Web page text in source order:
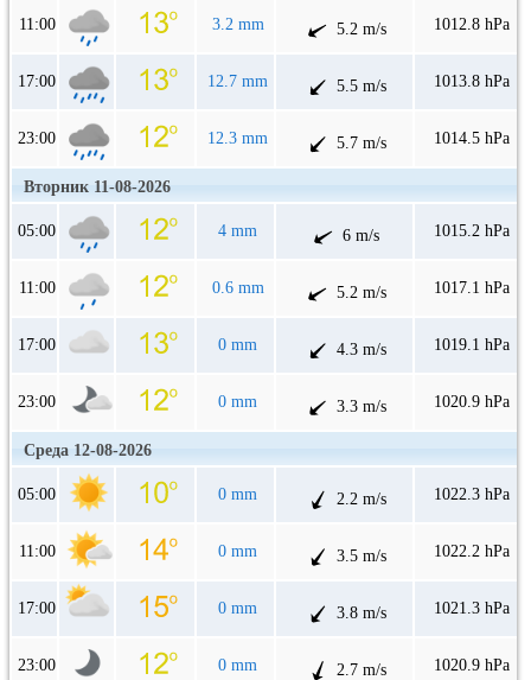
11:00 3.2 mm 5.2 m/s 1012.8 hPa
17:00 12.7 mm 5.5 m/s 1013.8 hPa
23:00 12.3 mm 5.7 m/s 1014.5 hPa
Вторник 11-08-2026
05:00 4 mm 6 m/s 1015.2 hPa
11:00 0.6 mm 5.2 m/s 1017.1 hPa
17:00 0 mm 4.3 m/s 1019.1 hPa
23:00 0 mm 3.3 m/s 1020.9 hPa
Среда 12-08-2026
05:00 0 mm 2.2 m/s 1022.3 hPa
11:00 0 mm 3.5 m/s 1022.2 hPa
17:00 0 mm 3.8 m/s 1021.3 hPa
23:00 0 mm 2.7 m/s 1020.9 hPa